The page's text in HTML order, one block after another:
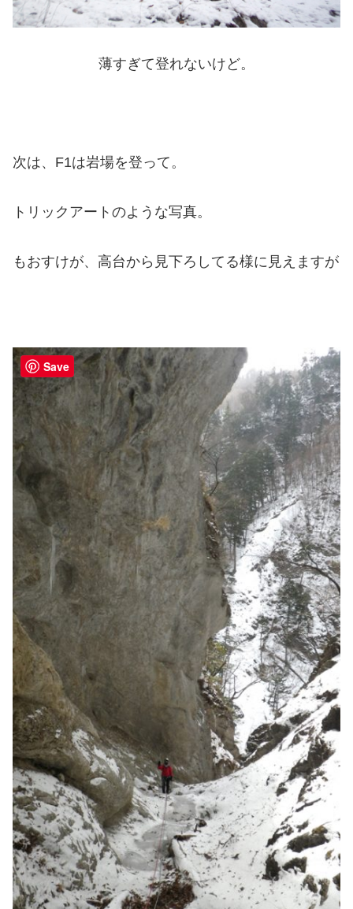
薄すぎて登れないけど。
次は、F1は岩場を登って。
トリックアートのような写真。
もおすけが、高台から見下ろしてる様に見えますが
Save